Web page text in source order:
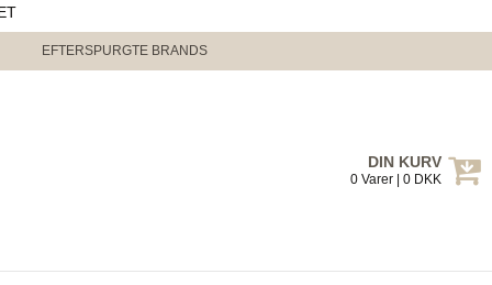
EFTERSPURGTE BRANDS
DIN KURV
0 Varer | 0 DKK